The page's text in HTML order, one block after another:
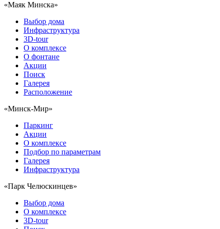
«Маяк Минска»
Выбор дома
Инфраструктура
3D-tour
О комплексе
О фонтане
Акции
Поиск
Галерея
Расположение
«Минск-Мир»
Паркинг
Акции
О комплексе
Подбор по параметрам
Галерея
Инфраструктура
«Парк Челюскинцев»
Выбор дома
О комплексе
3D-tour